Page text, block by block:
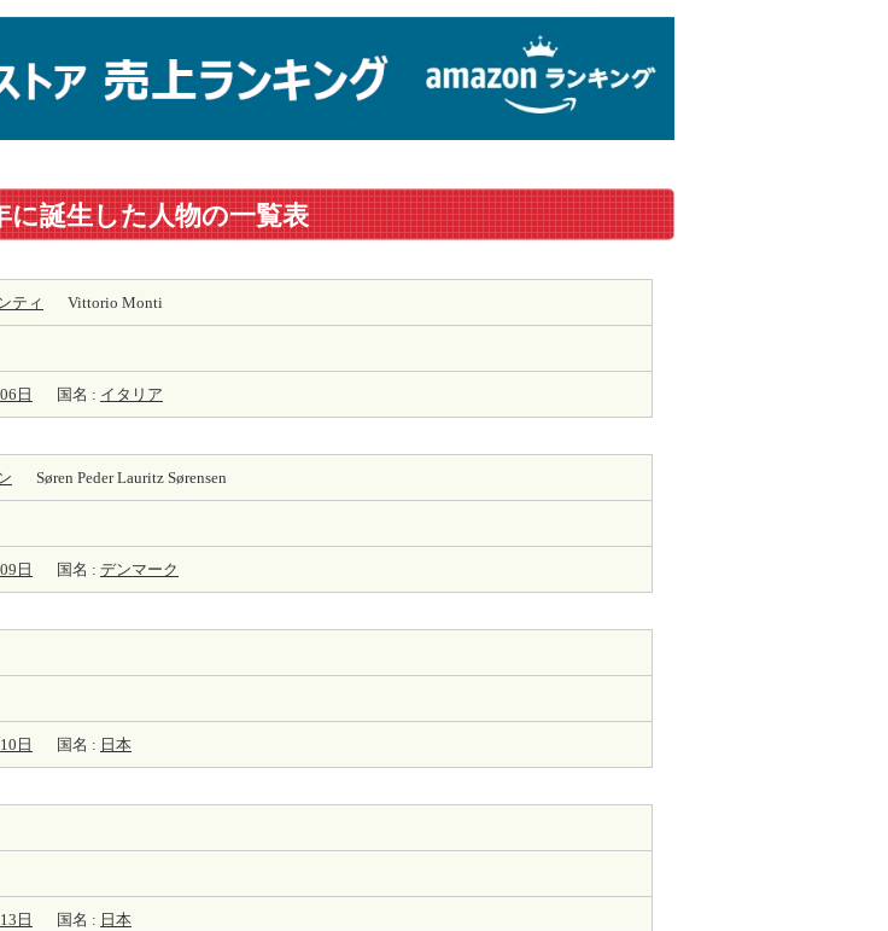
に誕生した人物の一覧表
ティ Vittorio Monti
日 国名 : イタリア
Søren Peder Lauritz Sørensen
日 国名 : デンマーク
日 国名 : 日本
日 国名 : 日本